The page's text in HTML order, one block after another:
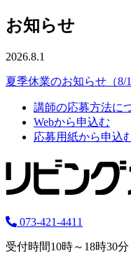
お知らせ
2026.8.1
夏季休業のお知らせ（8/
講師の応募方法に
Webから申込む
応募用紙から申込
073-421-4411
受付時間10時～18時30